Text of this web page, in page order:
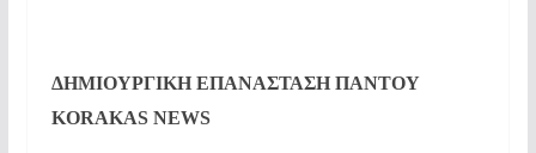
ΔΗΜΙΟΥΡΓΙΚΗ ΕΠΑΝΑΣΤΑΣΗ ΠΑΝΤΟΥ
KORAKAS NEWS